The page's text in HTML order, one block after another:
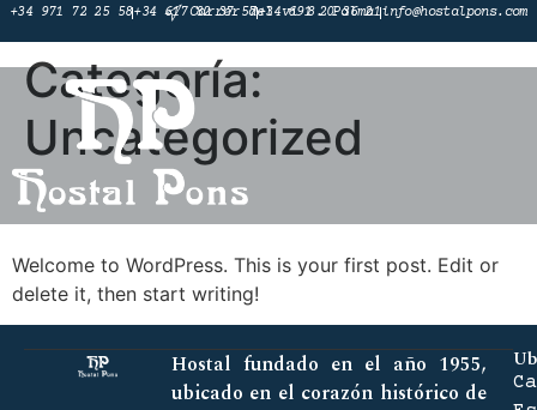
Carrer del vi 8. Palma
+34 971 72 25 58+34 617 82 37 57+34 691 20 36 21info@hostalpons.com
Categoría:
Uncategorized
Hello world!
Welcome to WordPress. This is your first post. Edit or
delete it, then start writing!
Hostal fundado en el año 1955,
ubicado en el corazón histórico de